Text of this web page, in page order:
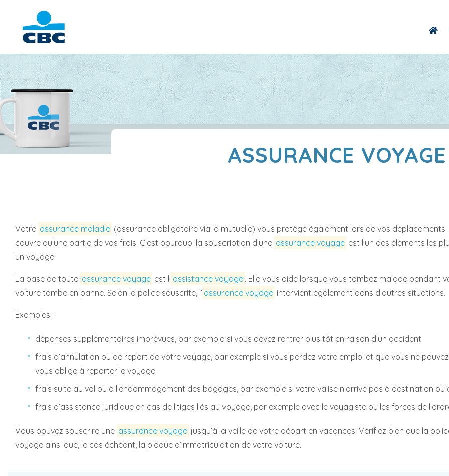
ASSURANCE VOYAGE
Votre assurance maladie (assurance obligatoire via la mutuelle) vous protège également lors de vos
couvre qu’une partie de vos frais. C’est pourquoi la souscription d’une assurance voyage est l’un des éléments les
un voyage.
La base de toute assurance voyage est l’ assistance voyage . Elle vous aide lorsque vous tombez malade pendant
voiture tombe en panne. Selon la police souscrite, l’ assurance voyage intervient également dans d’autres situations.
Exemples :
dépenses supplémentaires imprévues, par exemple si vous devez rentrer plus tôt en raison d’un accident
frais d’annulation ou de report de votre voyage, par exemple si vous perdez votre emploi et que vous ne
vous oblige à reporter le voyage
frais suite au vol ou à l’endommagement des bagages, par exemple si votre valise n’arrive pas à destination
frais d’assistance juridique en cas de litiges liés au voyage, par exemple avec le voyagiste ou les forces de
Vous pouvez souscrire une assurance voyage jusqu’à la veille de votre départ en vacances. Vérifiez bien que la
voyage ainsi que, le cas échéant, la plaque d’immatriculation de votre voiture.